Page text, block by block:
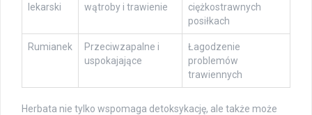
lekarski
wątroby i trawienie
ciężkostrawnych
posiłkach
Rumianek
Przeciwzapalne i
uspokajające
Łagodzenie
problemów
trawiennych
Herbata nie tylko wspomaga detoksykację, ale także może